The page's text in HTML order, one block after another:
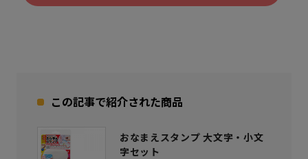
この記事で紹介された商品
おなまえスタンプ 大文字・小文
字セット